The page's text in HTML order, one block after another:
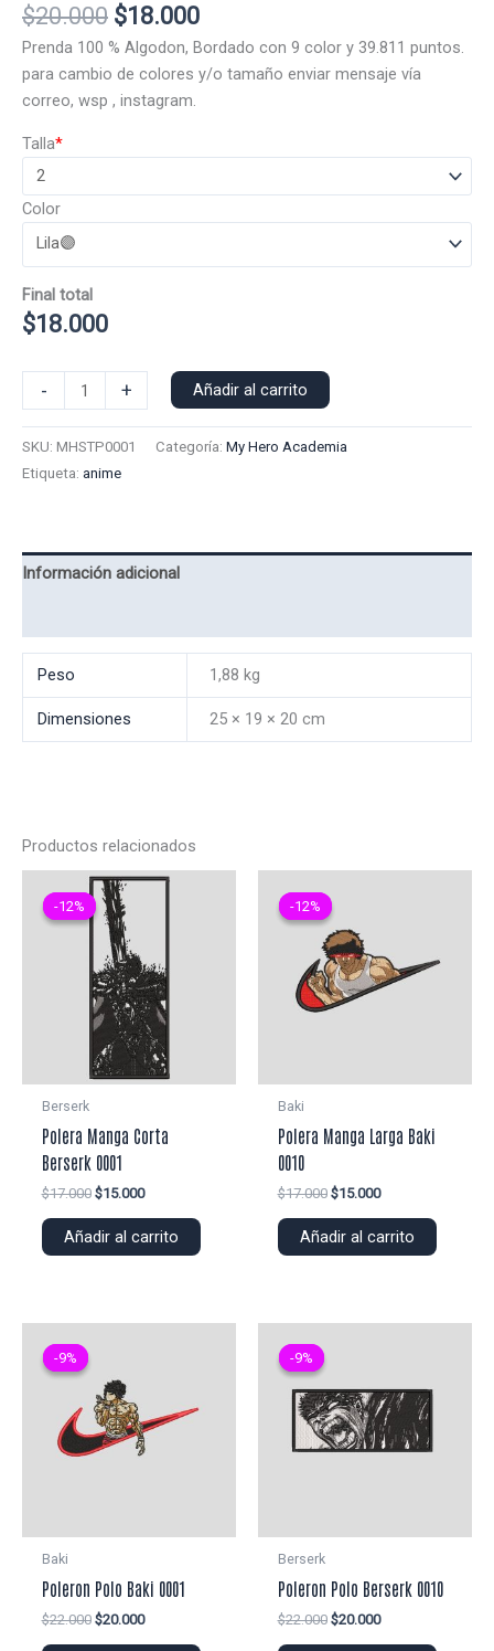
$20.000 El
precio
original
era:
$18.000El
precio
actual
Prenda 100 % Algodon, Bordado con 9 color y 39.811 puntos.
para cambio de colores y/o tamaño enviar mensaje vía
correo, wsp , instagram.
*
Talla
Color
Final total
$18.000
-
Polo
+ Añadir al carrito
SKU: MHSTP0001 Categoría: My Hero Academia
Etiqueta: anime
Información adicional
Peso 1,88 kg
Dimensiones 25 × 19 × 20 cm
Productos relacionados
-12%
-12%
Berserk
Polera Manga Corta
Berserk 0001
$17.000 El
original
$15.000El
actual
Añadir al carrito
-12%
-12%
Baki
Polera Manga Larga Baki
0010
$17.000 El
original
$15.000El
actual
Añadir al carrito
-9%
-9%
Baki
Poleron Polo Baki 0001
$22.000 El
$20.000El
-9%
-9%
Berserk
Poleron Polo Berserk 0010
$22.000 El
$20.000El